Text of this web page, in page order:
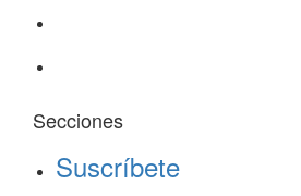
Secciones
Suscríbete